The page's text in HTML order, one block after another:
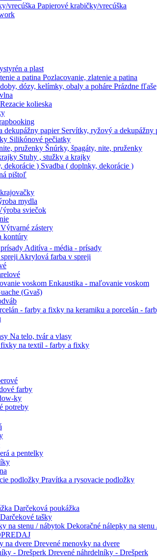
Papierové krabičky/vrecúška
a plast
Pozlacovanie, zlatenie a patina
Prázdne
Rezacie kolieska
Servítky, ryžový a dekupážny
Silikónové pečiatky
Šnúrky, špagáty, nite, pruženky
Stuhy , stužky a krajky
Svadba ( doplnky, dekorácie )
pištoľ
mydla
sviečok
Výtvarné zástery
kontúry
Aditíva - média - prísady
Akrylová farba v spreji
Enkaustika - maľovanie voskom
(Gvaš)
na keramiku a porcelán -
Na telo, tvár a vlasy
na textil - farby a fixky
farby
ky
potreby
a pentelky
Pravítka a rysovacie podložky
Darčeková poukážka
Darčekové tašky
Dekoračné nálepky na
Drevené menovky na dvere
Drevené náhrdelníky - Drešperk